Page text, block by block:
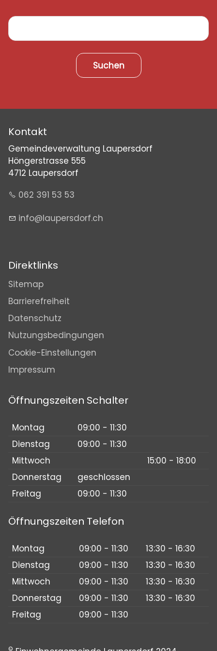
Suchen
Kontakt
Gemeindeverwaltung Laupersdorf
Höngerstrasse 555
4712 Laupersdorf
062 391 53 53
nf
l p rsd rf ch
Direktlinks
Sitemap
Barrierefreiheit
Datenschutz
Nutzungsbedingungen
Cookie-Einstellungen
Impressum
Öffnungszeiten Schalter
Montag
09:00 - 11:30
Dienstag
09:00 - 11:30
Mittwoch
15:00 - 18:00
Donnerstag
geschlossen
Freitag
09:00 - 11:30
Öffnungszeiten Telefon
Montag 09:00 - 11:30
13:30 - 16:30
Dienstag
09:00 - 11:30
13:30 - 16:30
Mittwoch
09:00 - 11:30
13:30 - 16:30
Donnerstag
09:00 - 11:30
13:30 - 16:30
Freitag
09:00 - 11:30
©